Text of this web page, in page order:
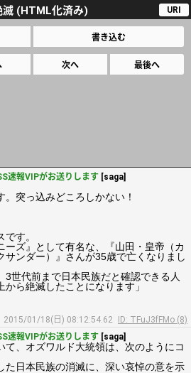
滅 (HTML化済み) URI
書き込む
次へ 最後へ
速報VIPがお送りします [saga]
突っ込みどころしかない！
す。
ーズ』として有名な、『山田・皇帝（カ
サンダー）』さんが35歳で亡くなりまし
3世代前まで日本民族だと確認できる人
ら絶滅したことになります」
2015/01/18(日) 08:12:54.62
ID: TFuJ3fFMo (8)
速報VIPがお送りします [saga]
て、オズワルド大統領は、次のようにコ
た日本民族の消滅に、深い哀悼の意を示